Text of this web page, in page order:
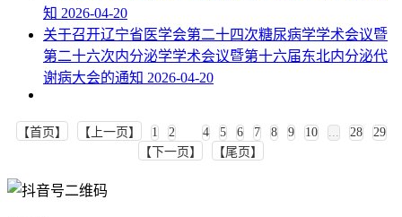
知 2026-04-20
关于召开辽宁省医学会第二十四次糖尿病学学术会议暨
第二十六次内分泌学学术会议暨第十六届东北内分泌代
谢病大会的通知 2026-04-20
【首页】 【上一页】 1 2 4 5 6 7 8 9 10 28
29
【下一页】
【尾页】